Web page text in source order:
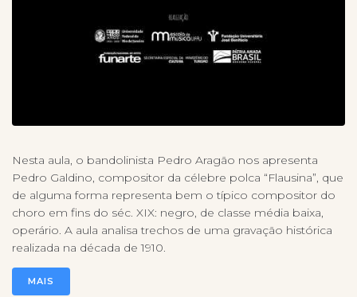
Nesta aula, o bandolinista Pedro Aragão nos apresenta
Pedro Galdino, compositor da célebre polca “Flausina”, que
de alguma forma representa bem o típico compositor do
choro em fins do séc. XIX: negro, de classe média baixa,
operário. A aula analisa trechos de uma gravação histórica
realizada na década de 1910.
MAIS